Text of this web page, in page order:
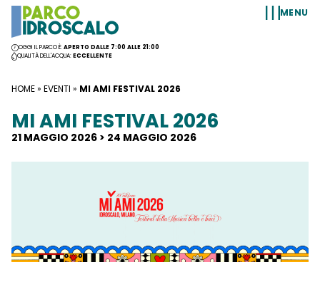
Vai al contenuto
OGGI IL PARCO È:APERTO DALLE 7:00 ALLE 21:00
QUALITÀ DELL'ACQUA:ECCELLENTE
MENU
HOME» EVENTI » MI AMI FESTIVAL 2026
MI AMI FESTIVAL 2026
21 MAGGIO 2026 > 24 MAGGIO 2026